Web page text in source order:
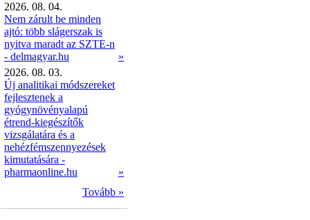
2026. 08. 04.
Nem zárult be minden
ajtó: több slágerszak is
nyitva maradt az SZTE-n
- delmagyar.hu
»
2026. 08. 03.
Új analitikai módszereket
fejlesztenek a
gyógynövényalapú
étrend-kiegészítők
vizsgálatára és a
nehézfémszennyezések
kimutatására -
pharmaonline.hu
»
Tovább »